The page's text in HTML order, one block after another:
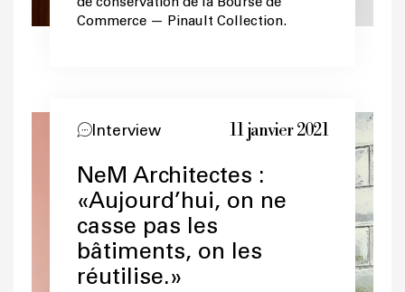
Commerce — Pinault Collection.
Interview 11 janvier 2021
NeM Architectes :
«Aujourd’hui, on ne
casse pas les
bâtiments, on les
réutilise.»